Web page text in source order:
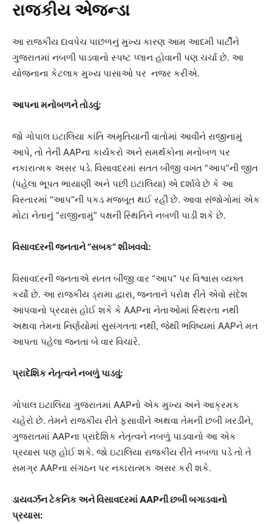
રાજકીય એજન્ડા
આ રાજકીય દાવપેચ પાછળનું મુખ્ય કારણ આમ આદમી પાર્ટીને
ગુજરાતમાં નબળી પાડવાનો સ્પષ્ટ પ્લાન હોવાની પણ ચર્ચા છે. આ
યોજનાના કેટલાક મુખ્ય પાસાઓ પર નજર કરીએ.
આપના મનોબળને તોડવું:
જો ગોપાલ ઇટાલિયા કાંતિ અમૃતિયાની વાતોમાં આવીને રાજીનામું
આપે, તો તેની AAPના કાર્યકરો અને સમર્થકોના મનોબળ પર
નકારાત્મક અસર પડે. વિસાવદરમાં સતત બીજી વખત “આપ”ની જીત
(પહેલા ભૂપત ભાયાણી અને પછી ઇટાલિયા) એ દર્શાવે છે કે આ
વિસ્તારમાં “આપ”ની પકડ મજબૂત થઈ રહી છે. આવા સંજોગોમાં એક
મોટા નેતાનું “રાજીનામું” પક્ષની સ્થિતિને નબળી પાડી શકે છે.
વિસાવદરની જનતાને “સબક” શીખવવો:
વિસાવદરની જનતાએ સતત બીજી વાર “આપ” પર વિશ્વાસ વ્યક્ત
કર્યો છે. આ રાજકીય ડ્રામા દ્વારા, જનતાને પરોક્ષ રીતે એવો સંદેશ
આપવાનો પ્રયાસ હોઈ શકે કે AAPના નેતાઓમાં સ્થિરતા નથી
અથવા તેમના નિર્ણયોમાં સુસંગતતા નથી, જેથી ભવિષ્યમાં AAPને મત
આપતા પહેલા જનતા બે વાર વિચારે.
પ્રાદેશિક નેતૃત્વને નબળું પાડવું:
ગોપાલ ઇટાલિયા ગુજરાતમાં AAPનો એક મુખ્ય અને આક્રમક
ચહેરો છે. તેમને રાજકીય રીતે ફસાવીને અથવા તેમની છબી ખરડીને,
ગુજરાતમાં AAPના પ્રાદેશિક નેતૃત્વને નબળું પાડવાનો આ એક
પ્રયાસ પણ હોઈ શકે. જો ઇટાલિયા રાજકીય રીતે નબળા પડે તો તે
સમગ્ર AAPના સંગઠન પર નકારાત્મક અસર કરી શકે.
ડાયવર્ઝન ટેકનિક અને વિસાવદરમાંAAPની છબી બગાડવાનો
પ્રયાસ: